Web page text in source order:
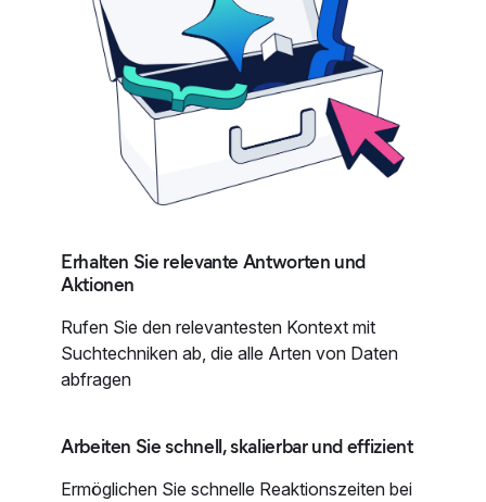
Erhalten Sie relevante Antworten und
Aktionen
Rufen Sie den relevantesten Kontext mit
Suchtechniken ab, die alle Arten von Daten
abfragen
Arbeiten Sie schnell, skalierbar und effizient
Ermöglichen Sie schnelle Reaktionszeiten bei